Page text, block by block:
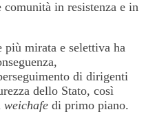
comunità in resistenza e in
mirata e selettiva ha
di dirigenti
dello Stato, così
weichafe di primo piano.